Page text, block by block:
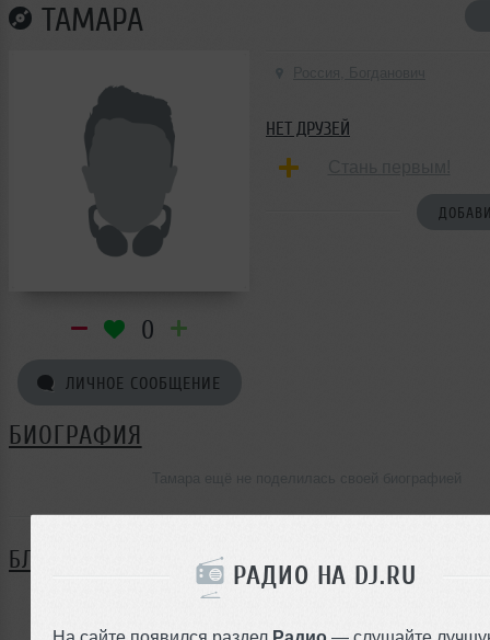
РАДИО НА DJ.RU
На сайте появился раздел Радио — слушайте
ТАМАРА
0
ЛИЧНОЕ СООБЩЕНИЕ
НЕТ ДРУЗЕЙ
БИОГРАФИЯ
БЛОГ